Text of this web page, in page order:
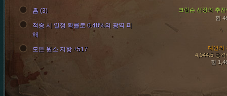
크림슨 선장의 추진
힘
예언의
4,044.5 공격
힘
홈 (3)
적중 시 일정 확률로 0.48%의 광역 피
해
모든 원소 저항 +517